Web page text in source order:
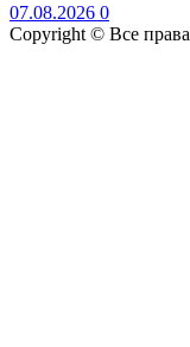
07.08.2026 0
Copyright © Все